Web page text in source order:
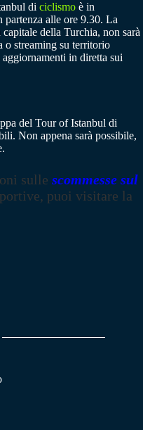
di ciclismo è in
partenza alle ore 9.30. La
della Turchia, non sarà
o streaming su territorio
in diretta sui
del Tour of Istanbul di
Non appena sarà possibile,
sulle scommesse sul
puoi visitare la